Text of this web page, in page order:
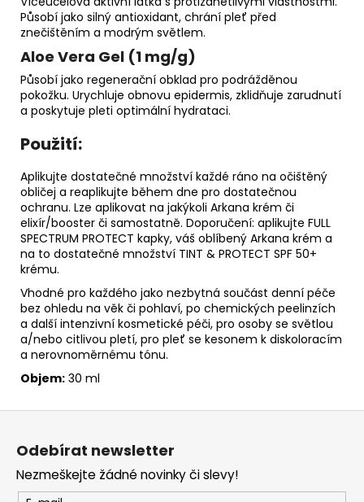
Působí jako silný antioxidant, chrání pleť před
znečištěním a modrým světlem.
Aloe Vera Gel (1 mg/g)
Působí jako regenerační obklad pro podrážděnou
pokožku. Urychluje obnovu epidermis, zklidňuje zarudnutí
a poskytuje pleti optimální hydrataci.
Použití:
Aplikujte dostatečné množství každé ráno na očištěný
obličej a reaplikujte během dne pro dostatečnou
ochranu. Lze aplikovat na jakýkoli Arkana krém či
elixír/booster či samostatně. Doporučení: aplikujte FULL
SPECTRUM PROTECT kapky, váš oblíbený Arkana krém a
na to dostatečné množství TINT & PROTECT SPF 50+
krému.
Vhodné pro každého jako nezbytná součást denní péče
bez ohledu na věk či pohlaví, po chemických peelinzích
a další intenzivní kosmetické péči, pro osoby se světlou
a/nebo citlivou pletí, pro pleť se kesonem k diskoloracím
a nerovnoměrnému tónu.
Objem: 30 ml
Z
Odebírat newsletter
Nezmeškejte žádné novinky či slevy!